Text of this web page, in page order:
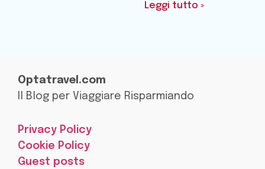
Leggi tutto »
Optatravel.com
Il Blog per Viaggiare Risparmiando
Privacy Policy
Cookie Policy
Guest posts